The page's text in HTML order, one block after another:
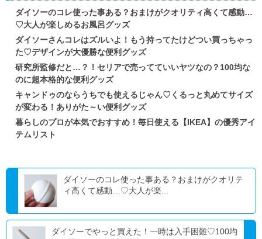
ダイソーのコレ使った事ある？おまけがクオリティ高くて感動…
♡大人が楽しめるお風呂グッズ
ダイソーさんコレはズルいよ！もう持ってたけどつい買っちゃっ
た♡デザインが大優勝な便利グッズ
研究所監修だと…？！セリアで売ってていいヤツなの？100均な
のに超本格的な便利グッズ
キャンドゥのならうちでも使えるじゃん♡くるっと丸めてサイズ
が変わる！ありがた～い便利グッズ
暮らしのプロが本気でおすすめ！毎日使える【IKEA】の優秀アイ
テムリスト
ダイソーのコレ使った事ある？おまけがクオリテ
ィ高くて感動…♡大人が楽...
ダイソーでやっと買えた！一時は入手困難♡100均